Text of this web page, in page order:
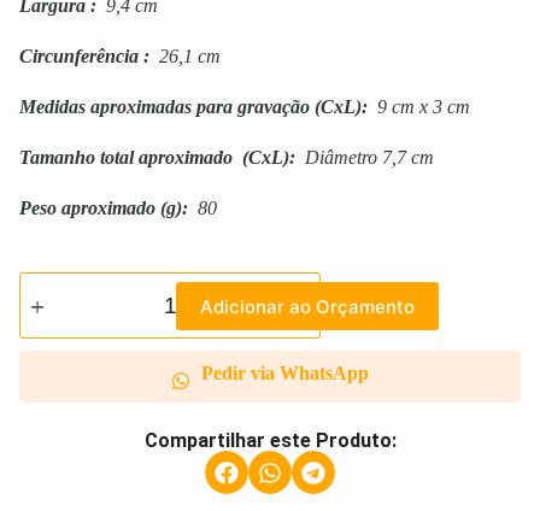
Largura : 9,4 cm
Circunferência : 26,1 cm
Medidas aproximadas para gravação (CxL): 9 cm x 3 cm
Tamanho total aproximado (CxL): Diâmetro 7,7 cm
Peso aproximado (g): 80
Adicionar ao Orçamento
Pedir via WhatsApp
Compartilhar este Produto: